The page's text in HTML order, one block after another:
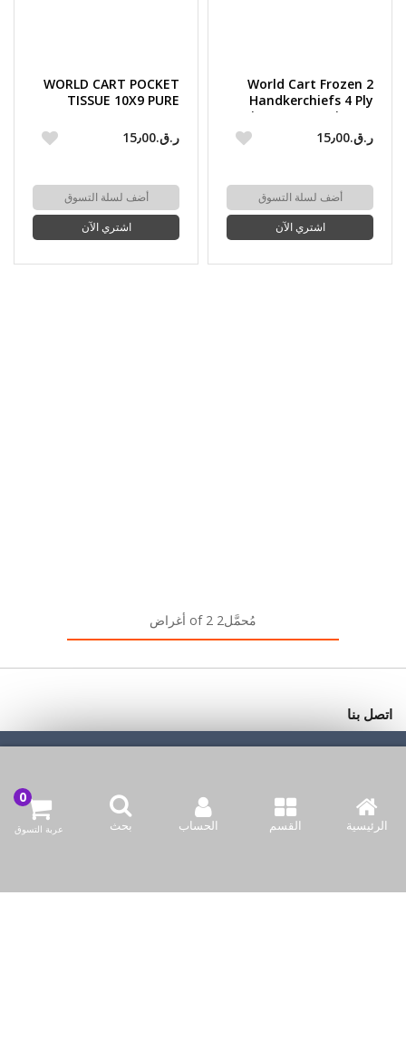
السماح للكوكيز
الرئيسية القسم الحساب بحث عربة التسوق
World Cart Frozen 2
Handkerchiefs 4 Ply
Tissue 10 x 9 Tissues
ر.ق.‏15٫00
أضف لسلة التسوق
اشتري الآن
WORLD CART POCKET
TISSUE 10X9 PURE
PLIES PERIMETRICAL
ر.ق.‏15٫00
أضف لسلة التسوق
اشتري الآن
مُحمَّل2 of 2 أغراض
اتصل بنا
شركة بازاركوم للتجهيزات الغدائية
info@bazaar.com.qa